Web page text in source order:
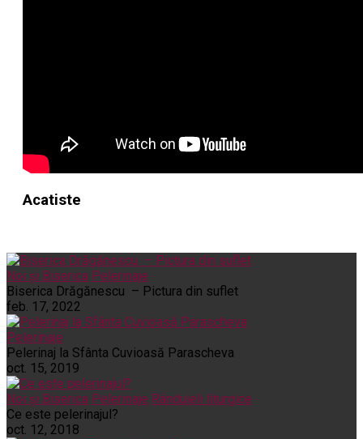
Acatiste
Noi și Biserica Pelerinaje
Biserica Drăgănescu – Pictura din suflet
feb. 17, 2022
Pelerinaje
Pelerinaj la Sfânta Cuvioasă Parascheva
oct. 15, 2019
Noi și Biserica Pelerinaje Rânduieli liturgice
Ce este pelerinajul?
oct. 12, 2018